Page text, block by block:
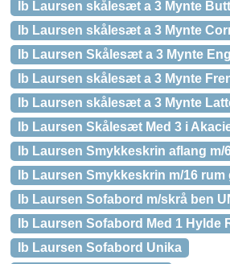
Ib Laursen skålesæt a 3 Mynte
Ib Laursen skålesæt a 3 Mynte
Ib Laursen Skålesæt a 3 Mynte
Ib Laursen skålesæt a 3 Mynte
Ib Laursen skålesæt a 3 Mynte
Ib Laursen Skålesæt Med 3 i
Ib Laursen Smykkeskrin aflang m/
Ib Laursen Smykkeskrin m/16 rum
Ib Laursen Sofabord m/skrå ben
Ib Laursen Sofabord Med 1 Hylde
Ib Laursen Sofabord Unika